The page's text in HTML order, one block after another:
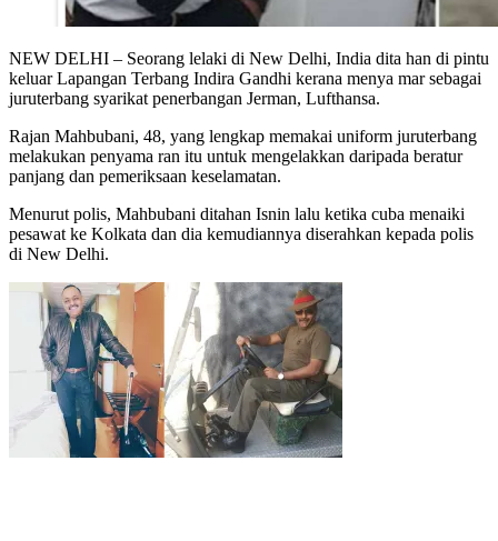
NEW DELHI – Seorang lelaki di New Delhi, India dita han di pintu
keluar Lapangan Terbang Indira Gandhi kerana menya mar sebagai
juruterbang syarikat penerbangan Jerman, Lufthansa.
Rajan Mahbubani, 48, yang lengkap memakai uniform juruterbang
melakukan penyama ran itu untuk mengelakkan daripada beratur
panjang dan pemeriksaan keselamatan.
Menurut polis, Mahbubani ditahan Isnin lalu ketika cuba menaiki
pesawat ke Kolkata dan dia kemudiannya diserahkan kepada polis
di New Delhi.